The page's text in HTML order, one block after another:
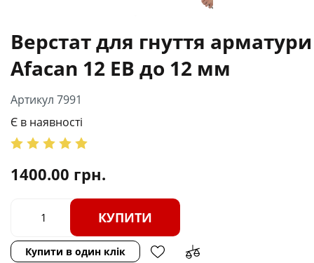
Верстат для гнуття арматури
Afacan 12 ЕВ до 12 мм
Артикул 7991
Є в наявності
1400.00 грн.
КУПИТИ
Купити в один клік